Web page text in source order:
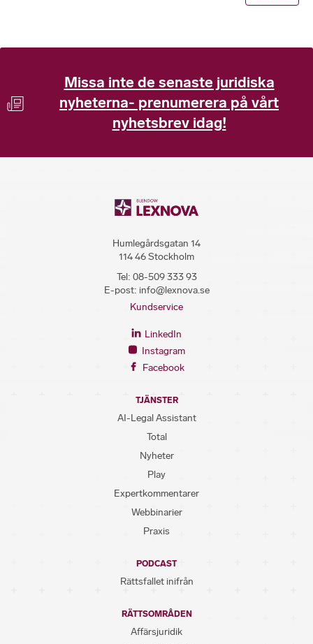
Missa inte de senaste juridiska
nyheterna- prenumerera på vårt
nyhetsbrev idag!
Humlegårdsgatan 14
114 46 Stockholm
Tel: 08-509 333 93
E-post: info@lexnova.se
Kundservice
LinkedIn
Instagram
Facebook
TJÄNSTER
AI-Legal Assistant
Total
Nyheter
Play
Expertkommentarer
Webbinarier
Praxis
PODCAST
Rättsfallet inifrån
RÄTTSOMRÅDEN
Affärsjuridik